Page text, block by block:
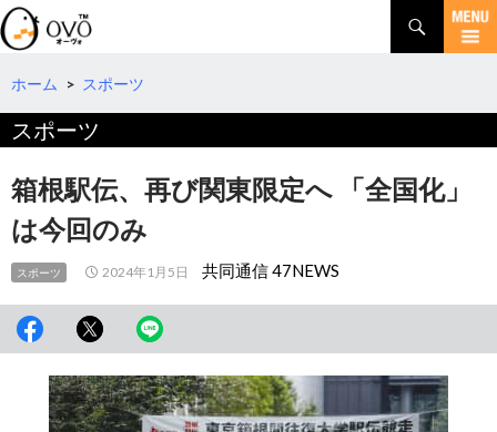
検
索
コ
テ
へ
動
ホーム > スポーツ
スポーツ
箱根駅伝、再び関東限定へ 「全国化」
は今回のみ
スポーツ 2024年1月5日 共同通信 47NEWS